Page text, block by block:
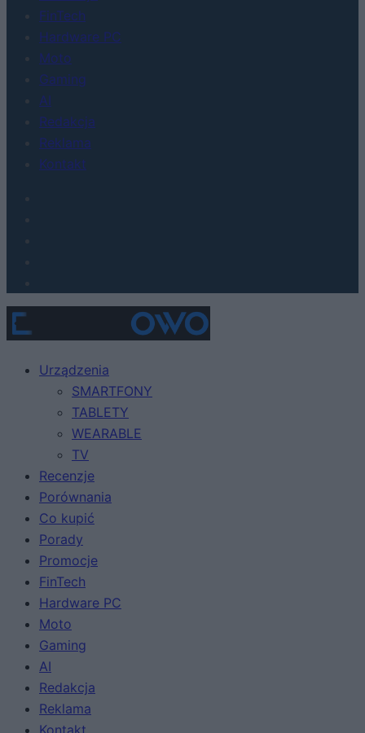
FinTech
Hardware PC
Moto
Gaming
AI
Redakcja
Reklama
Kontakt
Urządzenia
SMARTFONY
TABLETY
WEARABLE
TV
Recenzje
Porównania
Co kupić
Porady
Promocje
FinTech
Hardware PC
Moto
Gaming
AI
Redakcja
Reklama